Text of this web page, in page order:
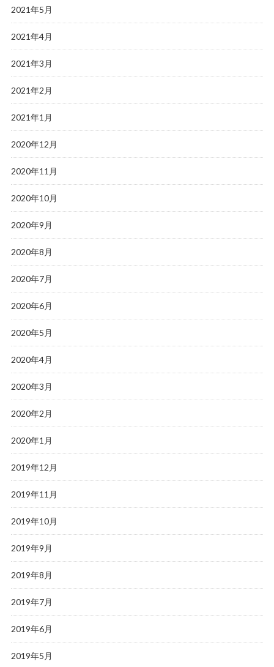
2021年5月
2021年4月
2021年3月
2021年2月
2021年1月
2020年12月
2020年11月
2020年10月
2020年9月
2020年8月
2020年7月
2020年6月
2020年5月
2020年4月
2020年3月
2020年2月
2020年1月
2019年12月
2019年11月
2019年10月
2019年9月
2019年8月
2019年7月
2019年6月
2019年5月